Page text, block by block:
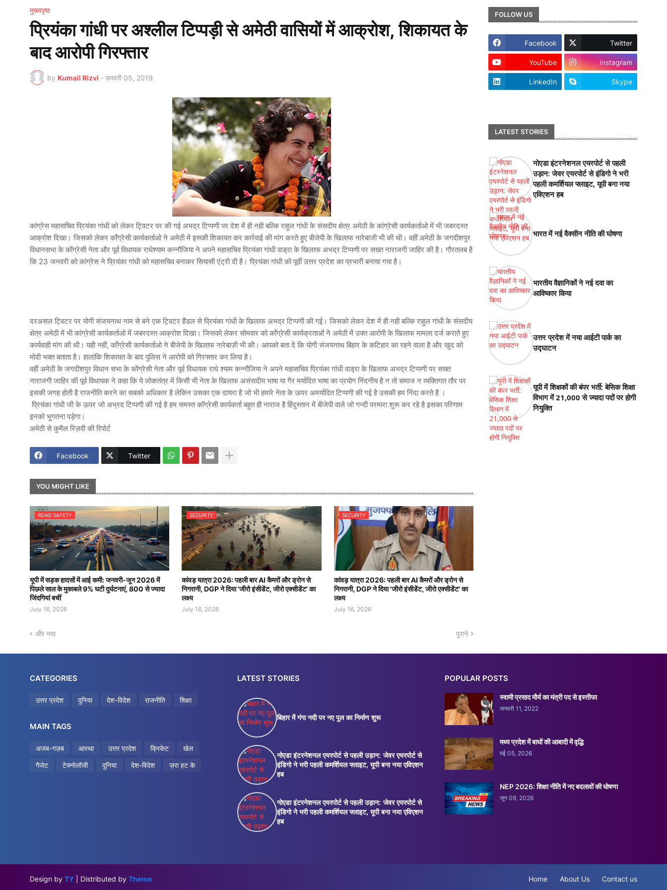
मुख्यपृष्ठ
प्रियंका गांधी पर अश्लील टिप्पड़ी से अमेठी वासियों में आक्रोश, शिकायत के
बाद आरोपी गिरफ्तार
by Kumail Rizvi - फ़रवरी 05, 2019
कांग्रेस महासचिव प्रियंका गांधी को लेकर ट्विटर पर की गई अभद्र टिप्पणी पर देश में ही नही बल्कि राहुल गांधी के संसदीय क्षेत्र अमेठी के कांग्रेसी कार्यकर्ताओ में भी जबरदस्त
आक्रोश दिखा। जिसको लेकर कॉंग्रेसी कार्यकर्ताओ ने अमेठी में इसकी शिकायत कर कार्रवाई की मांग करते हुए बीजेपी के खिलाफ नारेबाजी भी की थी। वहीं अमेठी के जगदीशपुर
विधानसभा के कोंग्रेसी नेता और पूर्व विधायक राधेश्याम कन्नौजिया ने अपने महासचिव प्रियंका गांधी वाड्रा के खिलाफ अभद्र टिप्पणी पर सख्त नाराजगी जाहिर की है। गौरतलब है
कि 23 जनवरी को कांग्रेस ने प्रियंका गांधी को महासचिव बनाकर सियासी एंट्री दी है। प्रियंका गांधी को पूर्वी उत्तर प्रदेश का प्रभारी बनाया गया है।
दरअसल ट्विटर पर योगी संजयनाथ नाम से बने एक ट्विटर हैंडल से प्रियंका गांधी के खिलाफ अभद्र टिप्पणी की गई। जिसको लेकर देश में ही नही बल्कि राहुल गांधी के संसदीय
क्षेत्र अमेठी में भी कांग्रेसी कार्यकर्ताओ में जबरदस्त आक्रोश दिखा। जिसको लेकर सोमवार को कॉंग्रेसी कार्यक्रताओं ने अमेठी में उक्त आरोपी के खिलाफ मामला दर्ज कराते हुए
कार्यवाही मांग की थी। यही नहीं, कॉंग्रेसी कार्यकर्ताओ ने बीजेपी के खिलाफ नारेबाज़ी भी की। आपको बता दें कि योगी संजयनाथ बिहार के कटिहार का रहने वाला है और खुद को
मोदी भक्त बताता है। हालांकि शिकायत के बाद पुलिस ने आरोपी को गिरफ्तार कर लिया है।
वहीं अमेठी के जगदीशपुर विधान सभा के कोंग्रेसी नेता और पूर्व विधायक राधे श्याम कन्नौजिया ने अपने महासचिव प्रियंका गांधी वाड्रा के खिलाफ अभद्र टिप्पणी पर सख्त
नाराजगी जाहिर की पूर्व विधायक ने कहा कि ये लोकतंत्र में किसी भी नेता के खिलाफ असंसदीय भाषा या गैर मर्यादित भाषा का प्रयोग निंदनीय है न तो समाज न व्यक्तिगत तौर पर
इसकी जगह होती है राजनीति करने का सबको अधिकार है लेकिन उसका एक दायरा है जो भी हमारे नेता के ऊपर अमर्यादित टिप्पणी की गई है उसकी हम निंदा करते है ।
प्रियंका गांधी जी के ऊपर जो अभ्रद टिप्पणी की गई है हम समस्त कॉग्रेसी कार्यकर्ता बहुत ही नाराज है हिंदुस्तान में बीजेपी वाले जो गन्दी परम्परा शुरू कर रहे है इसका परिणाम
इनको भुगतना पड़ेगा।
अमेठी से कुमैल रिज़वी की रिपोर्ट
Facebook Twitter
YOU MIGHT LIKE
ROAD SAFETY
यूपी में सड़क हादसों में आई कमी: जनवरी-जून 2026 में
पिछले साल के मुकाबले 9% घटी दुर्घटनाएं, 800 से ज्यादा
जिंदगियां बचीं
July 16, 2026
SECURITY
कांवड़ यात्रा 2026: पहली बार AI कैमरों और ड्रोन से
निगरानी, DGP ने दिया 'जीरो इंसीडेंट, जीरो एक्सीडेंट' का
लक्ष्य
July 16, 2026
SECURITY
कांवड़ यात्रा 2026: पहली बार AI कैमरों और ड्रोन से
निगरानी, DGP ने दिया 'जीरो इंसीडेंट, जीरो एक्सीडेंट' का
लक्ष्य
July 16, 2026
और नया पुराने
FOLLOW US
Facebook Twitter
YouTube Instagram
LinkedIn Skype
LATEST STORIES
नोएडा इंटरनेशनल एयरपोर्ट से पहली
उड़ान: जेवर एयरपोर्ट से इंडिगो ने भरी
पहली कमर्शियल फ्लाइट, यूपी बना नया
एविएशन हब
भारत में नई वैक्सीन नीति की घोषणा
भारतीय वैज्ञानिकों ने नई दवा का
आविष्कार किया
उत्तर प्रदेश में नया आईटी पार्क का
उद्घाटन
यूपी में शिक्षकों की बंपर भर्ती: बेसिक शिक्षा
विभाग में 21,000 से ज्यादा पदों पर होगी
नियुक्ति
CATEGORIES
उत्तर प्रदेश दुनिया देश-विदेश राजनीति शिक्षा
MAIN TAGS
अजब-गज़ब आस्था उत्तर प्रदेश क्रिकेट
खेल
गैजेट
टेक्नोलॉजी दुनिया देश-विदेश ज़रा हट के
LATEST STORIES
बिहार में गंगा नदी पर नए पुल का निर्माण शुरू
नोएडा इंटरनेशनल एयरपोर्ट से पहली उड़ान: जेवर एयरपोर्ट से
इंडिगो ने भरी पहली कमर्शियल फ्लाइट, यूपी बना नया एविएशन
हब
नोएडा इंटरनेशनल एयरपोर्ट से पहली उड़ान: जेवर एयरपोर्ट से
इंडिगो ने भरी पहली कमर्शियल फ्लाइट, यूपी बना नया एविएशन
हब
POPULAR POSTS
स्वामी प्रसाद मौर्य का मंत्री पद से इस्तीफा
जनवरी 11, 2022
मध्य प्रदेश में बाघों की आबादी में वृद्धि
मई 05, 2026
NEP 2026: शिक्षा नीति में नए बदलावों की घोषणा
जून 09, 2026
Design by TY | Distributed by Theme Home About Us Contact us